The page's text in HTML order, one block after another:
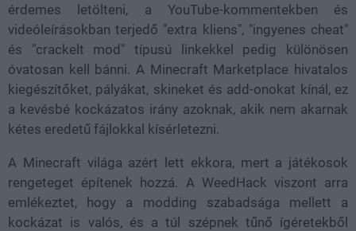
érdemes letölteni, a YouTube-kommentekben és
videóleírásokban terjedő "extra kliens", "ingyenes cheat"
és "crackelt mod" típusú linkekkel pedig különösen
óvatosan kell bánni. A Minecraft Marketplace hivatalos
kiegészítőket, pályákat, skineket és add-onokat kínál, ez
a kevésbé kockázatos irány azoknak, akik nem akarnak
kétes eredetű fájlokkal kísérletezni.
A Minecraft világa azért lett ekkora, mert a játékosok
rengeteget építenek hozzá. A WeedHack viszont arra
emlékeztet, hogy a modding szabadsága mellett a
kockázat is valós, és a túl szépnek tűnő ígéretekből